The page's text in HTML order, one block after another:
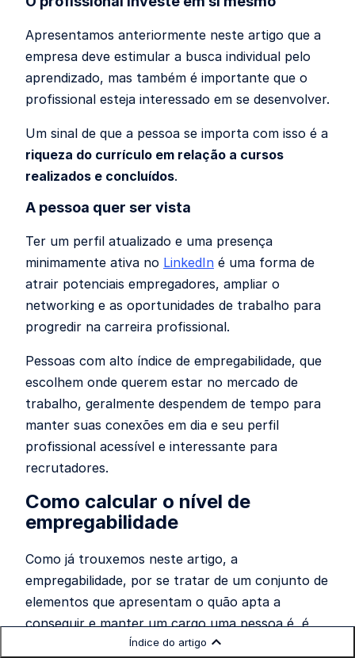
Índice do artigo
Apresentamos anteriormente neste artigo que a
empresa deve estimular a busca individual pelo
aprendizado, mas também é importante que o
profissional esteja interessado em se desenvolver.
Um sinal de que a pessoa se importa com isso é a
riqueza do currículo em relação a cursos
realizados e concluídos.
A pessoa quer ser vista
Ter um perfil atualizado e uma presença
minimamente ativa no LinkedIn é uma forma de
atrair potenciais empregadores, ampliar o
networking e as oportunidades de trabalho para
progredir na carreira profissional.
Pessoas com alto índice de empregabilidade, que
escolhem onde querem estar no mercado de
trabalho, geralmente despendem de tempo para
manter suas conexões em dia e seu perfil
profissional acessível e interessante para
recrutadores.
Como calcular o nível de
empregabilidade
Como já trouxemos neste artigo, a
empregabilidade, por se tratar de um conjunto de
elementos que apresentam o quão apta a
conseguir e manter um cargo uma pessoa é, é
algo muito subjetivo e depende do contexto de